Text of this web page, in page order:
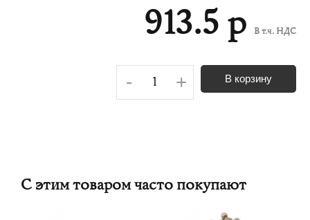
913.5 р В т.ч. НДС
- + В корзину
С этим товаром часто покупают